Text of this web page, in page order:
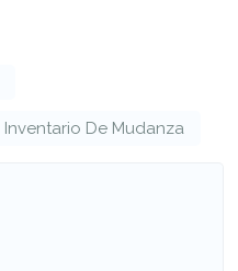
Inventario De Mudanza